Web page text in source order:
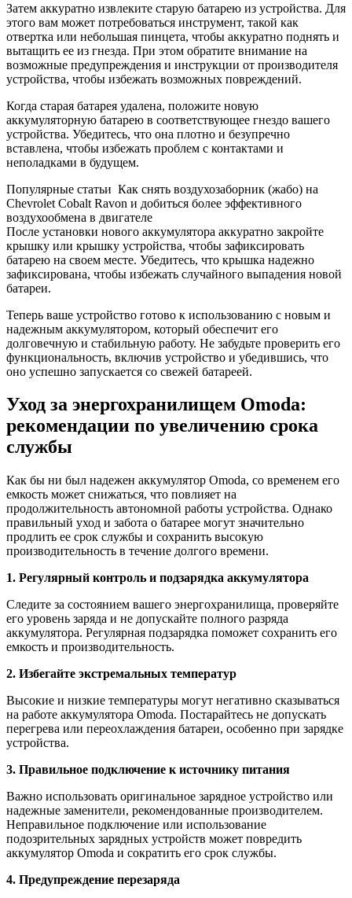
Затем аккуратно извлеките старую батарею из устройства. Для
этого вам может потребоваться инструмент, такой как
отвертка или небольшая пинцета, чтобы аккуратно поднять и
вытащить ее из гнезда. При этом обратите внимание на
возможные предупреждения и инструкции от производителя
устройства, чтобы избежать возможных повреждений.
Когда старая батарея удалена, положите новую
аккумуляторную батарею в соответствующее гнездо вашего
устройства. Убедитесь, что она плотно и безупречно
вставлена, чтобы избежать проблем с контактами и
неполадками в будущем.
Популярные статьи Как снять воздухозаборник (жабо) на
Chevrolet Cobalt Ravon и добиться более эффективного
воздухообмена в двигателе
После установки нового аккумулятора аккуратно закройте
крышку или крышку устройства, чтобы зафиксировать
батарею на своем месте. Убедитесь, что крышка надежно
зафиксирована, чтобы избежать случайного выпадения новой
батареи.
Теперь ваше устройство готово к использованию с новым и
надежным аккумулятором, который обеспечит его
долговечную и стабильную работу. Не забудьте проверить его
функциональность, включив устройство и убедившись, что
оно успешно запускается со свежей батареей.
Уход за энергохранилищем Omoda:
рекомендации по увеличению срока
службы
Как бы ни был надежен аккумулятор Omoda, со временем его
емкость может снижаться, что повлияет на
продолжительность автономной работы устройства. Однако
правильный уход и забота о батарее могут значительно
продлить ее срок службы и сохранить высокую
производительность в течение долгого времени.
1. Регулярный контроль и подзарядка аккумулятора
Следите за состоянием вашего энергохранилища, проверяйте
его уровень заряда и не допускайте полного разряда
аккумулятора. Регулярная подзарядка поможет сохранить его
емкость и производительность.
2. Избегайте экстремальных температур
Высокие и низкие температуры могут негативно сказываться
на работе аккумулятора Omoda. Постарайтесь не допускать
перегрева или переохлаждения батареи, особенно при зарядке
устройства.
3. Правильное подключение к источнику питания
Важно использовать оригинальное зарядное устройство или
надежные заменители, рекомендованные производителем.
Неправильное подключение или использование
подозрительных зарядных устройств может повредить
аккумулятор Omoda и сократить его срок службы.
4. Предупреждение перезаряда